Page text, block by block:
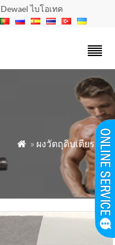
ไบโอเทค
 » ผงวัตถุดิบเตียรอยด์